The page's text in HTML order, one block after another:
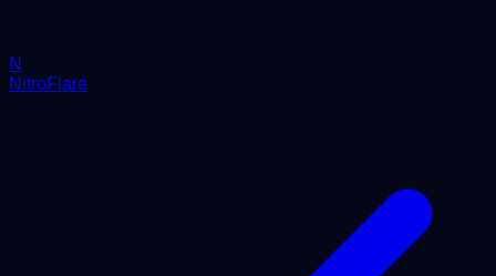
N
NitroFlare